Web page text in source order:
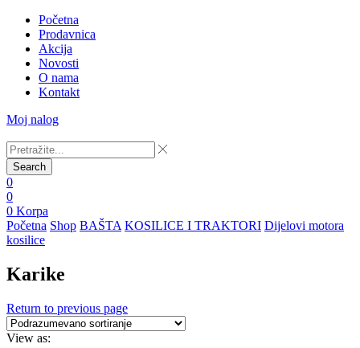
Početna
Prodavnica
Akcija
Novosti
O nama
Kontakt
Moj nalog
Search
0
0
0 Korpa
Početna Shop BAŠTA KOSILICE I TRAKTORI Dijelovi motora
kosilice
Karike
Return to previous page
View as: